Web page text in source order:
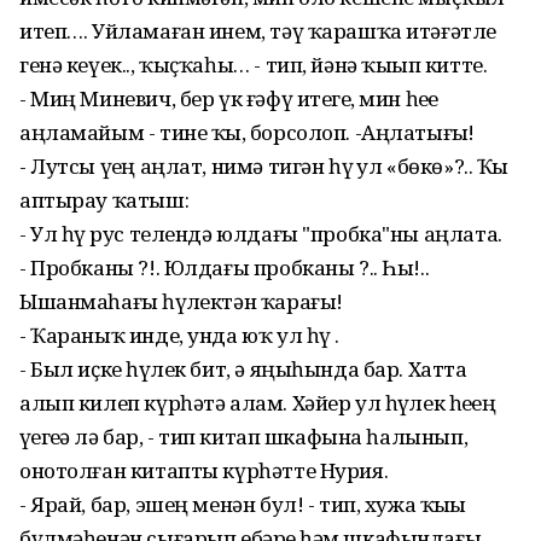
итеп…. Уйламаған инем, тәү ҡарашҡа итәғәтле
генә кеүек.., ҡыҫҡаһы… - тип, йәнә ҡыҙып китте.
- Миң Миневич, бер үк ғәфү итегеҙ, мин һеҙҙе
аңламайым - тине ҡыҙ, борсолоп. -Аңлатығыҙ!
- Лутсы үҙең аңлат, нимә тигән һүҙ ул «бөкө»?.. Ҡыҙ
аптырау ҡатыш:
- Ул һүҙ рус телендә юлдағы "пробка"ны аңлата.
- Пробканы ?!. Юлдағы пробканы ?.. Һы!..
Ышанмаһағыҙ һүҙлектән ҡарағыҙ!
- Ҡараныҡ инде, унда юҡ ул һүҙ .
- Был иҫке һүҙлек бит, ә яңыһында бар. Хатта
алып килеп күрһәтә алам. Хәйер ул һүҙлек һеҙҙең
үҙегеҙҙә лә бар, - тип китап шкафына һалынып,
онотолған китапты күрһәтте Нурия.
- Ярай, бар, эшең менән бул! - тип, хужа ҡыҙҙы